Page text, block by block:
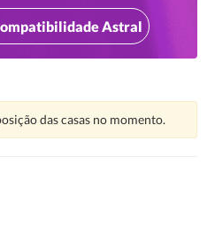
Astral
das casas no momento.